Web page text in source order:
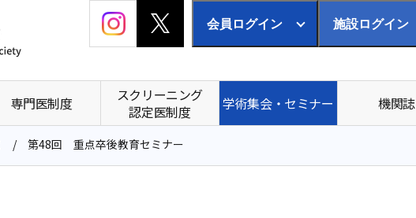
会員ログイン 施設ログイン
専門医制度
スクリーニング
認定医制度
学術集会・セミナー 機関誌
第48回 重点卒後教育セミナー